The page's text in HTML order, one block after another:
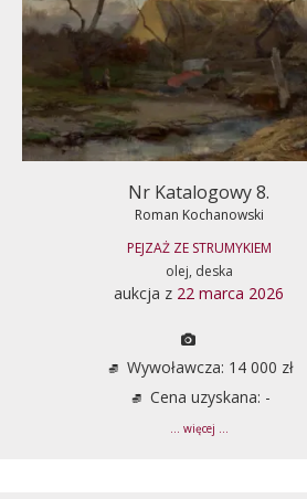
Nr Katalogowy 8.
Roman Kochanowski
PEJZAŻ ZE STRUMYKIEM
olej, deska
aukcja z 22 marca 2026
Wywoławcza: 14 000 zł
Cena uzyskana: -
... więcej ...